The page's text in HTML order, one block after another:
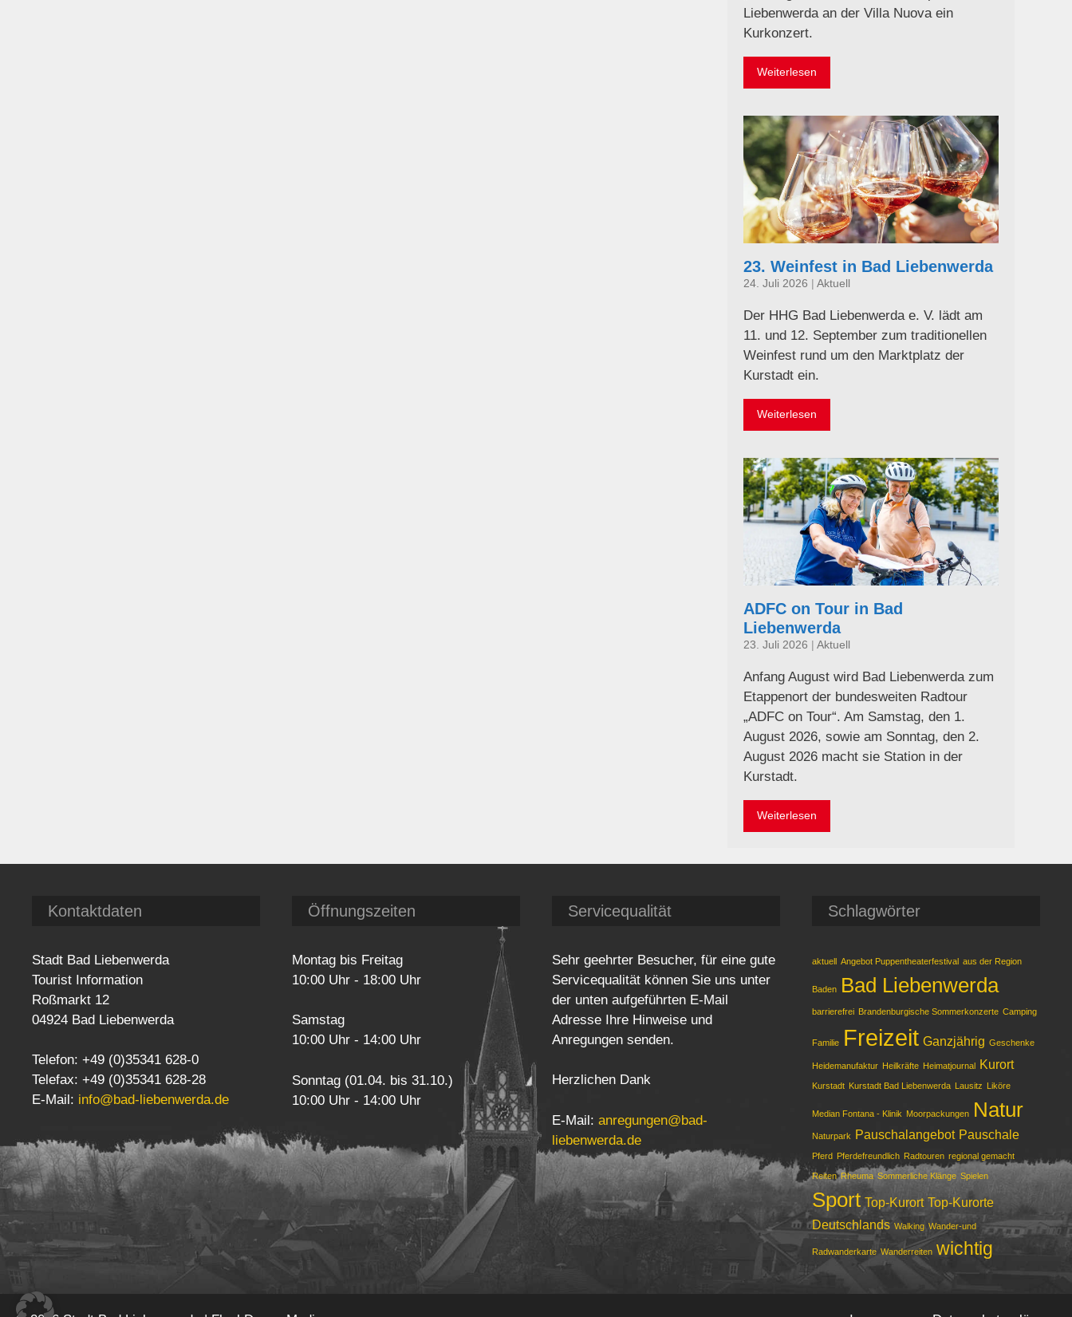
Liebenwerda an der Villa Nuova ein
Kurkonzert.
Weiterlesen
23. Weinfest in Bad Liebenwerda
24. Juli 2026 Aktuell
Der HHG Bad Liebenwerda e. V. lädt am
11. und 12. September zum traditionellen
Weinfest rund um den Marktplatz der
Kurstadt ein.
Weiterlesen
ADFC on Tour in Bad
Liebenwerda
23. Juli 2026 Aktuell
Anfang August wird Bad Liebenwerda zum
Etappenort der bundesweiten Radtour
„ADFC on Tour“. Am Samstag, den 1.
August 2026, sowie am Sonntag, den 2.
August 2026 macht sie Station in der
Kurstadt.
Weiterlesen
Kontaktdaten
Stadt Bad Liebenwerda
Tourist Information
Roßmarkt 12
04924 Bad Liebenwerda
Telefon: +49 (0)35341 628-0
Telefax: +49 (0)35341 628-28
E-Mail: info@bad-liebenwerda.de
Öffnungszeiten
Montag bis Freitag
10:00 Uhr - 18:00 Uhr
Samstag
10:00 Uhr - 14:00 Uhr
Sonntag (01.04. bis 31.10.)
10:00 Uhr - 14:00 Uhr
Servicequalität
Sehr geehrter Besucher, für eine gute
Servicequalität können Sie uns unter
der unten aufgeführten E-Mail
Adresse Ihre Hinweise und
Anregungen senden.
Herzlichen Dank
E-Mail: anregungen@bad-
liebenwerda.de
Schlagwörter
aktuell Angebot Puppentheaterfestival aus der Region
Baden Bad Liebenwerda
barrierefrei Brandenburgische Sommerkonzerte Camping
Familie Freizeit Ganzjährig Geschenke
Heidemanufaktur Heilkräfte Heimatjournal Kurort
Kurstadt Kurstadt Bad Liebenwerda Lausitz Liköre
Median Fontana - Klinik Moorpackungen Natur
Naturpark Pauschalangebot Pauschale
Pferd Pferdefreundlich Radtouren regional gemacht
Reiten Rheuma Sommerliche Klänge Spielen
Sport Top-Kurort Top-Kurorte
Deutschlands Walking Wander-und
Radwanderkarte Wanderreiten wichtig